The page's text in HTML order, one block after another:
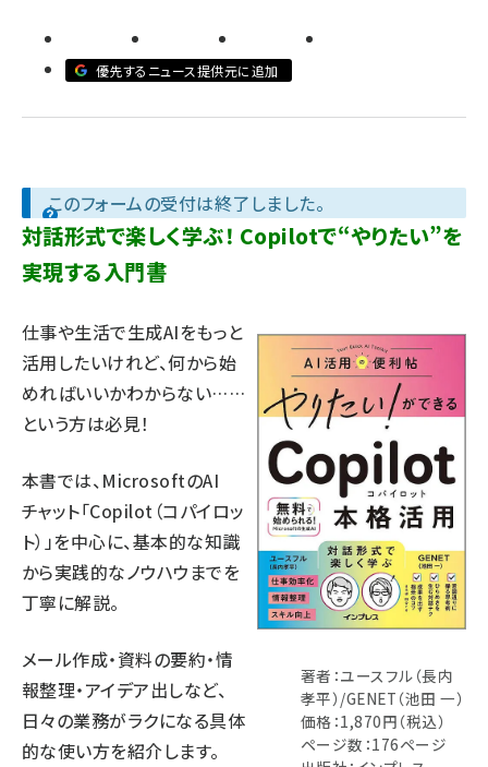
meo (1281)
優先するニュース提供元に追加
このフォームの受付は終了しました。
対話形式で楽しく学ぶ！ Copilotで“やりたい”を
実現する入門書
著者：ユースフル（長内
孝平）/GENET（池田 一）
価格：1,870円（税込）
ページ数：176ページ
仕事や生活で生成AIをもっと
活用したいけれど、何から始
めればいいかわからない……
という方は必見！
本書では、MicrosoftのAI
チャット「Copilot（コパイロッ
ト）」を中心に、基本的な知識
から実践的なノウハウまでを
丁寧に解説。
メール作成・資料の要約・情
報整理・アイデア出しなど、
日々の業務がラクになる具体
的な使い方を紹介します。